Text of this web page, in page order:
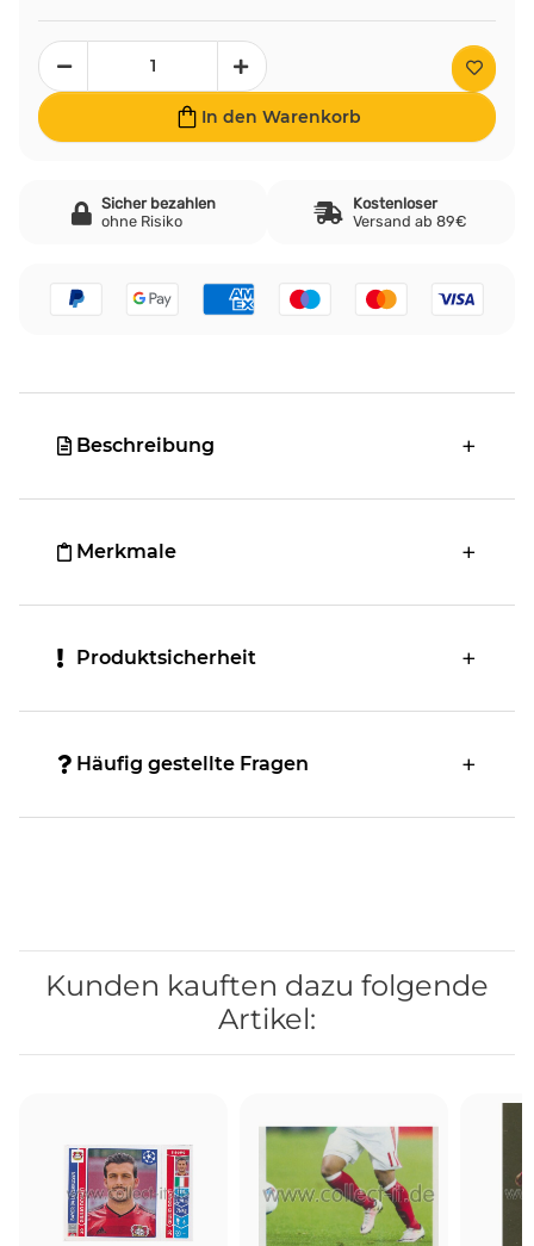
In den Warenkorb
Sicher bezahlen
ohne Risiko
Kostenloser
Versand ab 89€
Beschreibung
Merkmale
Produktsicherheit
Häufig gestellte Fragen
Kunden kauften dazu folgende
Artikel: